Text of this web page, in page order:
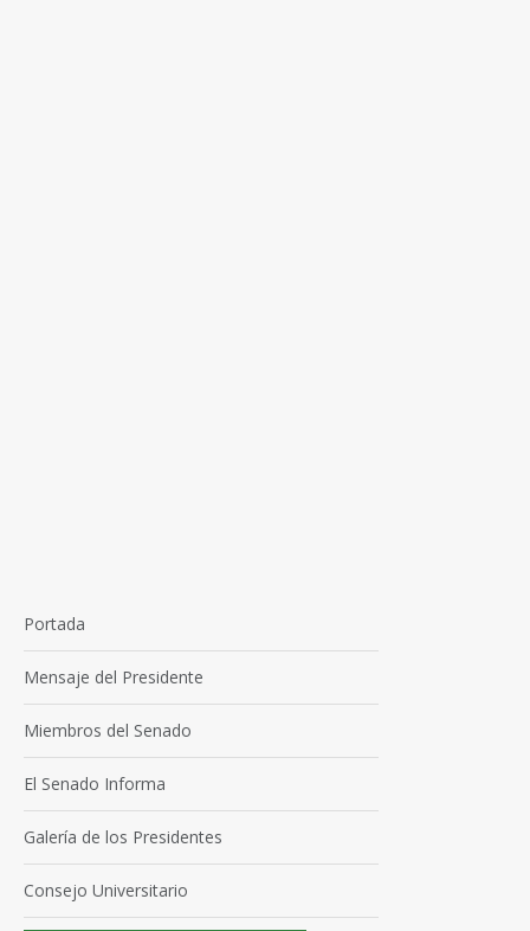
Portada
Mensaje del Presidente
Miembros del Senado
El Senado Informa
Galería de los Presidentes
Consejo Universitario